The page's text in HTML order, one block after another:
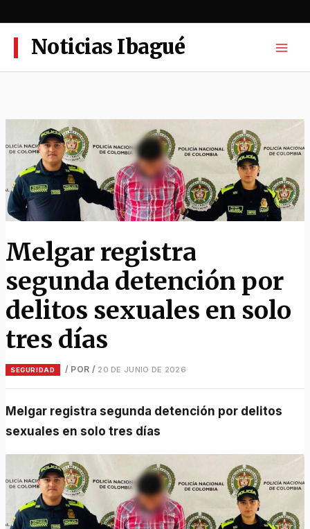
al
contenidoNoticias Ibagué
Melgar registra
segunda detención por
delitos sexuales en solo
tres días
SEGURIDAD / POR / 20 DE JUNIO DE 2026
Melgar registra segunda detención por delitos
sexuales en solo tres días